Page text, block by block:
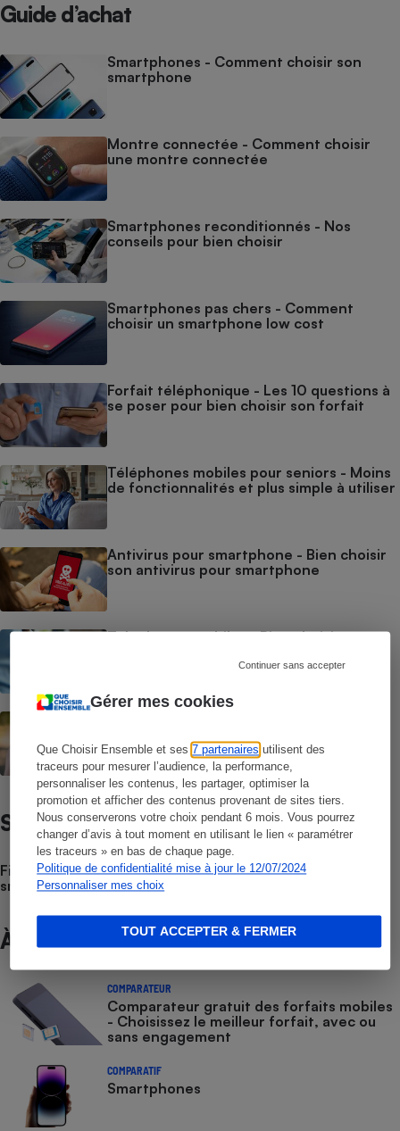
Gérer mes cookies
Que Choisir Ensemble et ses7 partenaires utilisent des
traceurs pour mesurer l’audience, la performance,
personnaliser les contenus, les partager, optimiser la
promotion et afficher des contenus provenant de sites tiers.
Nous conserverons votre choix pendant 6 mois. Vous pourrez
changer d’avis à tout moment en utilisant le lien « paramétrer
les traceurs » en bas de chaque page.
Politique de confidentialité mise à jour le 12/07/2024
Personnaliser mes choix
Continuer sans accepter
TOUT ACCEPTER & FERMER
Guide d’achat
Smartphones - Comment choisir son
smartphone
Montre connectée - Comment choisir
une montre connectée
Smartphones reconditionnés - Nos
conseils pour bien choisir
Smartphones pas chers - Comment
choisir un smartphone low cost
Forfait téléphonique - Les 10 questions à
se poser pour bien choisir son forfait
Téléphones mobiles pour seniors - Moins
de fonctionnalités et plus simple à utiliser
Antivirus pour smartphone - Bien choisir
son antivirus pour smartphone
Téléphones mobiles - Bien choisir son
Satisfaction / Fiabilité
Fiabilité des smartphones - Quelles sont les marques de
smartphones les plus fiables ?
À ne pas manquer
COMPARATEUR
Comparateur gratuit des forfaits mobiles
- Choisissez le meilleur forfait, avec ou
sans engagement
COMPARATIF
Smartphones